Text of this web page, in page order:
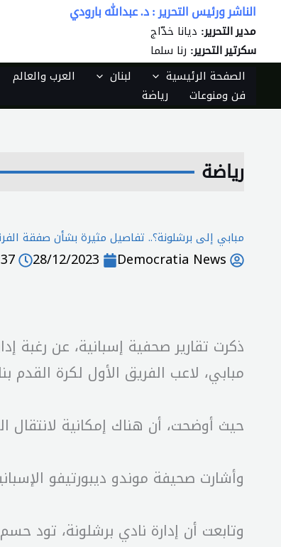
تخطي
المحتوى
الناشر ورئيس التحرير : د. عبدالله بارودي
مدير التحرير: ديانا خدّاج
سكرتير التحرير: رنا سلما
الصفحة الرئيسية لبنان العرب والعالم
فن ومنوعات
رياضة
رياضة
مبابي إلى برشلونة؟.. تفاصيل مثيرة بشأن صفقة
Democratia News
28/12/2023
ذكرت تقارير صحفية إسبانية، عن رغبة
مبابي، لاعب الفريق الأول لكرة القدم
حيث أوضحت، أن هناك إمكانية لانتقال
وأشارت صحيفة موندو ديبورتيفو
وتابعت أن إدارة نادي برشلونة، تود حسم